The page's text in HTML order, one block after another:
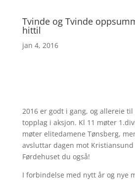
Tvinde og Tvinde
hittil
jan 4, 2016
2016 er godt i gang, og allereie
topplag i aksjon. Kl 11 møter
møter elitedamene Tønsberg,
avsluttar dagen mot
Førdehuset du også!
I forbindelse med nytt år og nye